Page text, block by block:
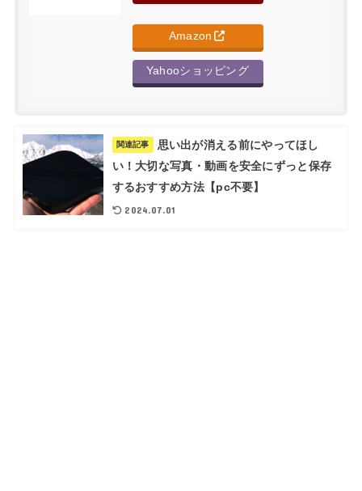
Amazon
Yahooショッピング
関連記事
思い出が消える前にやってほし
い！大切な写真・動画を安全にずっと保存
するおすすめ方法【pc不要】
2024.07.01